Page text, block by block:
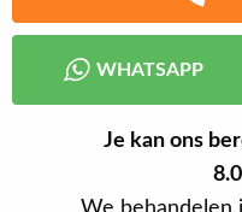
WHATSAPP
Je kan ons